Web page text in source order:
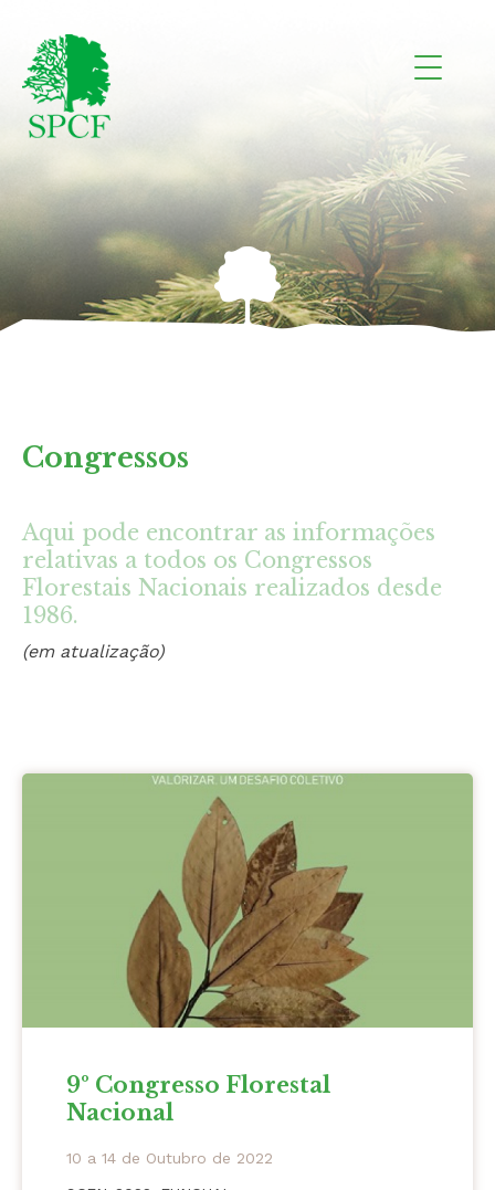
Congressos
Aqui pode encontrar as informações
relativas a todos os Congressos
Florestais Nacionais realizados desde
1986.
(em atualização)
9º Congresso Florestal
Nacional
10 a 14 de Outubro de 2022